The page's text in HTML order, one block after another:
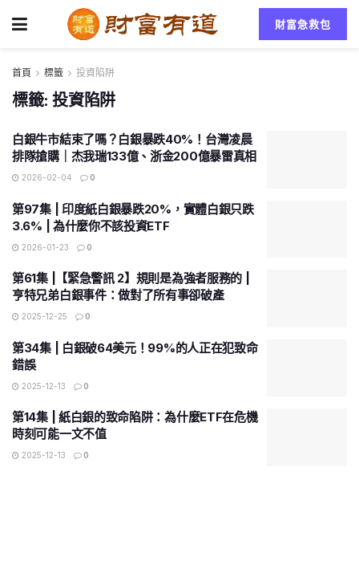
財富急救包
首頁 標籤 投資陷阱
標籤:投資陷阱
白銀牛市結束了嗎？白銀暴跌40%！台灣凌晨
排隊搶購｜杰我瑞133億、浙金200億暴雷真相
2026-02-04 0
第97集 | 印度紙白銀暴跌20%，實體白銀只跌
3.6% | 為什麼你不該投資ETF
2026-01-23 0
第61集 |【緊急警訊 2】規則是為強者服務的 |
亨特兄弟白銀事件：做對了所有事卻破產
2025-12-25 0
第34集 | 白銀破64美元！99%的人正在犯致命
錯誤
2025-12-13 0
第14集 | 紙白銀的致命陷阱：為什麼ETF在危機
時刻可能一文不值
2025-12-13 0